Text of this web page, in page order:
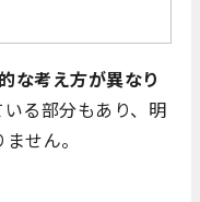
な考え方が異なり
る部分もあり、明
せん。